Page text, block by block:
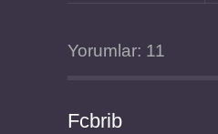
Yorumlar: 11
Fcbrib